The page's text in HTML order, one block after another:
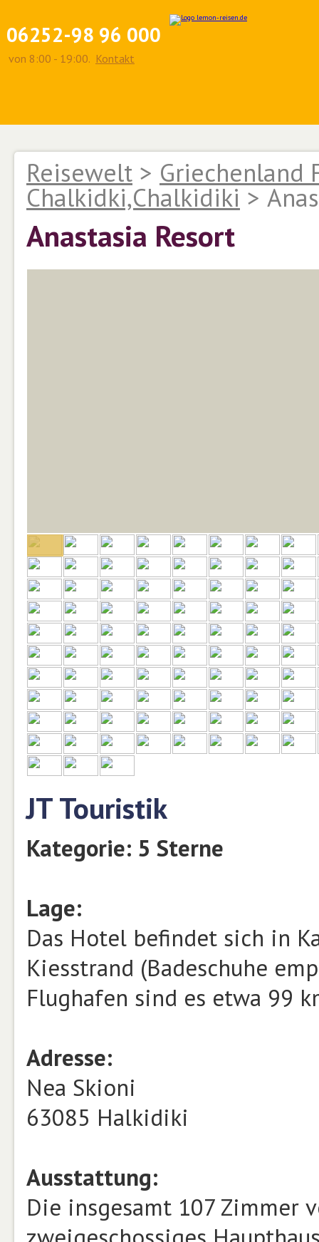
06252-98 96 000
von 8:00 - 19:00. Kontakt
Reisewelt > Griechenland
Chalkidki,Chalkidiki >
Anastasia Resort
JT Touristik
Kategorie: 5 Sterne
Lage:
Das Hotel befindet sich in
Kiesstrand (Badeschuhe
Flughafen sind es etwa 99
Adresse:
Nea Skioni
63085 Halkidiki
Ausstattung:
Die insgesamt 107 Zimmer